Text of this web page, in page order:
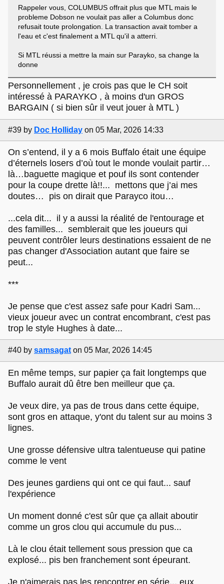
Rappeler vous, COLUMBUS offrait plus que MTL mais le
probleme Dobson ne voulait pas aller a Columbus donc
refusait toute prolongation. La transaction avait tomber a
l'eau et c'est finalement a MTL qu'il a atterri.
Si MTL réussi a mettre la main sur Parayko, sa change la
donne
Personnellement , je crois pas que le CH soit
intéressé à PARAYKO , à moins d'un GROS
BARGAIN ( si bien sûr il veut jouer à MTL )
#39 by Doc Holliday on 05 Mar, 2026 14:33
On s’entend, il y a 6 mois Buffalo était une équipe
d’éternels losers d’où tout le monde voulait partir…
là…baguette magique et pouf ils sont contender
pour la coupe drette là!!... mettons que j’ai mes
doutes… pis on dirait que Parayco itou…
...cela dit... il y a aussi la réalité de l'entourage et
des familles... semblerait que les joueurs qui
peuvent contrôler leurs destinations essaient de ne
pas changer d'Association autant que faire se
peut...
***
Je pense que c'est assez safe pour Kadri Sam...
vieux joueur avec un contrat encombrant, c'est pas
trop le style Hughes à date...
#40 by samsagat on 05 Mar, 2026 14:45
En même temps, sur papier ça fait longtemps que
Buffalo aurait dû être ben meilleur que ça.
Je veux dire, ya pas de trous dans cette équipe,
sont gros en attaque, y'ont du talent sur au moins 3
lignes.
Une grosse défensive ultra talentueuse qui patine
comme le vent
Des jeunes gardiens qui ont ce qui faut... sauf
l'expérience
Un moment donné c'est sûr que ça allait aboutir
comme un gros clou qui accumule du pus...
Là le clou était tellement sous pression que ca
explosé... pis ben franchement sont épeurant.
Je n'aimerais pas les rencontrer en série... eux